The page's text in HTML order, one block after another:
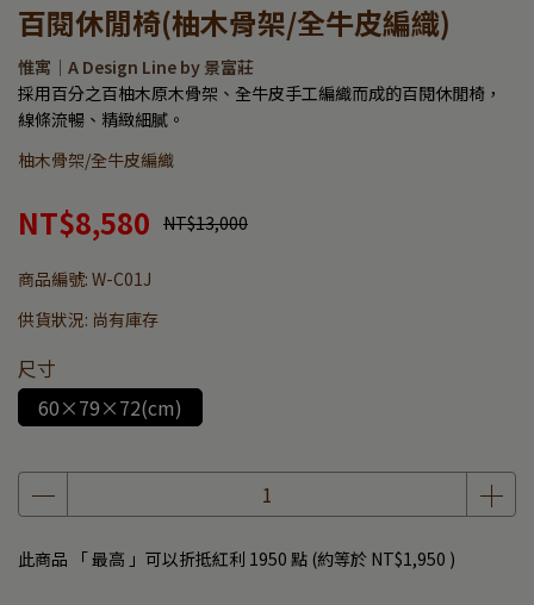
百閱休閒椅(柚木骨架/全牛皮編織)
惟寓｜A Design Line by 景富莊
採用百分之百柚木原木骨架、全牛皮手工編織而成的百閱休閒椅，
線條流暢、精緻細膩。
柚木骨架/全牛皮編織
NT$8,580 NT$13,000
商品編號: W-C01J
供貨狀況: 尚有庫存
尺寸
60×79×72(cm)
此商品 「 最高 」可以折抵紅利 1950 點 (約等於 NT$1,950 )